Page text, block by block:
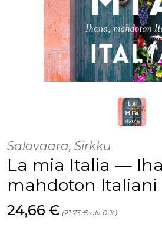
Salovaara, Sirkku
La mia Italia —
mahdoton Italiani
Hinta nyt
24,66 € (21,73 € alv 0 %)